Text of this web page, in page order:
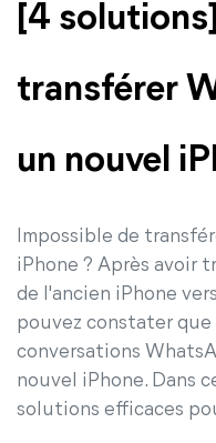
[4
transférer
un nouvel
Impossible de
iPhone ? Après avoir
de l'ancien iPhone
pouvez constater
conversations
nouvel iPhone. Dans
solutions efficaces